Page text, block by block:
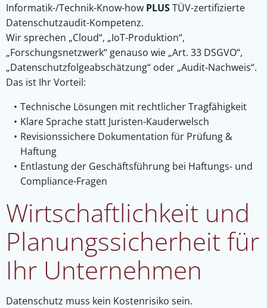
Informatik-/Technik-Know-how PLUSTÜV-zertifizierte
Datenschutzaudit-Kompetenz.
Wir sprechen „Cloud“, „IoT-Produktion“,
„Forschungsnetzwerk“ genauso wie „Art. 33 DSGVO“,
„Datenschutzfolgeabschätzung“ oder „Audit-Nachweis“.
Das ist Ihr Vorteil:
Technische Lösungen mit rechtlicher Tragfähigkeit
Klare Sprache statt Juristen-Kauderwelsch
Revisionssichere Dokumentation für Prüfung &
Haftung
Entlastung der Geschäftsführung bei Haftungs- und
Compliance-Fragen
Wirtschaftlichkeit und
Planungssicherheit für
Ihr Unternehmen
Datenschutz muss kein Kostenrisiko sein.